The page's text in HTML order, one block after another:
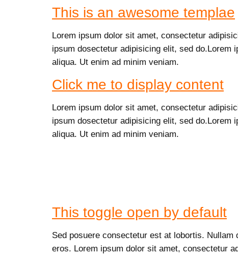
This is an awesome templae
Lorem ipsum dolor sit amet, consectetur
ipsum dosectetur adipisicing elit, sed do.Lorem
aliqua. Ut enim ad minim veniam.
Click me to display content
Lorem ipsum dolor sit amet, consectetur
ipsum dosectetur adipisicing elit, sed do.Lorem
aliqua. Ut enim ad minim veniam.
This toggle open by default
Sed posuere consectetur est at lobortis.
eros. Lorem ipsum dolor sit amet, consectetur